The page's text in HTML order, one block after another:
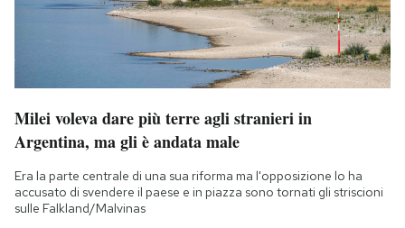
Milei voleva dare più terre agli stranieri in
Argentina, ma gli è andata male
Era la parte centrale di una sua riforma ma l'opposizione lo ha
accusato di svendere il paese e in piazza sono tornati gli striscioni
sulle Falkland/Malvinas